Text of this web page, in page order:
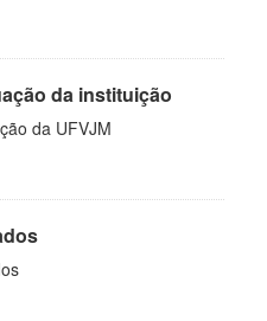
da instituição
da UFVJM